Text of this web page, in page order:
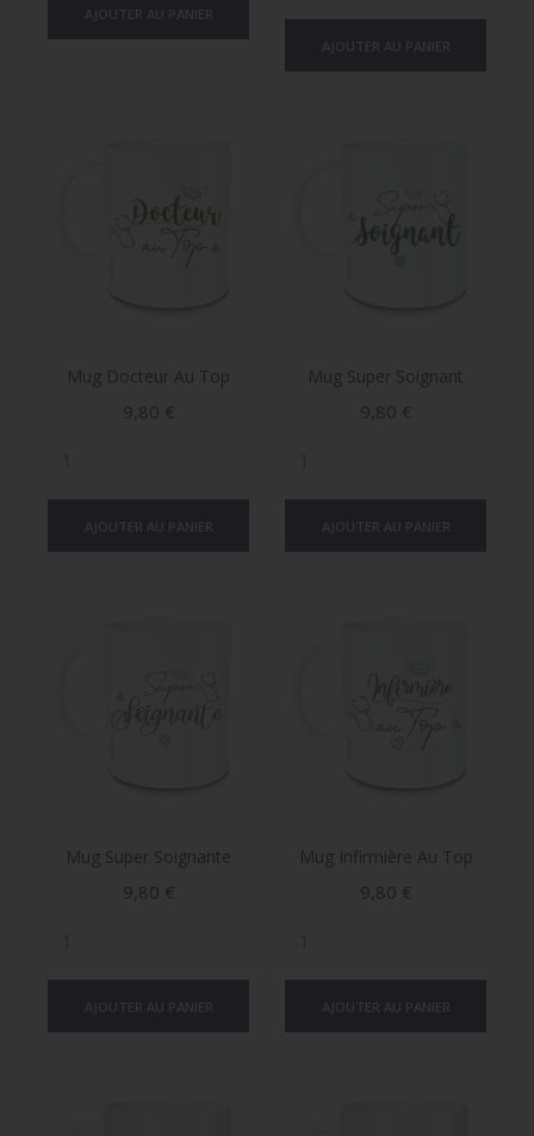
Mug Docteur Au Top
Prix
9,80 €
Mug Super Soignant
Prix
9,80 €
Mug Super Soignante
Prix
9,80 €
Mug Infirmière Au Top
Prix
9,80 €